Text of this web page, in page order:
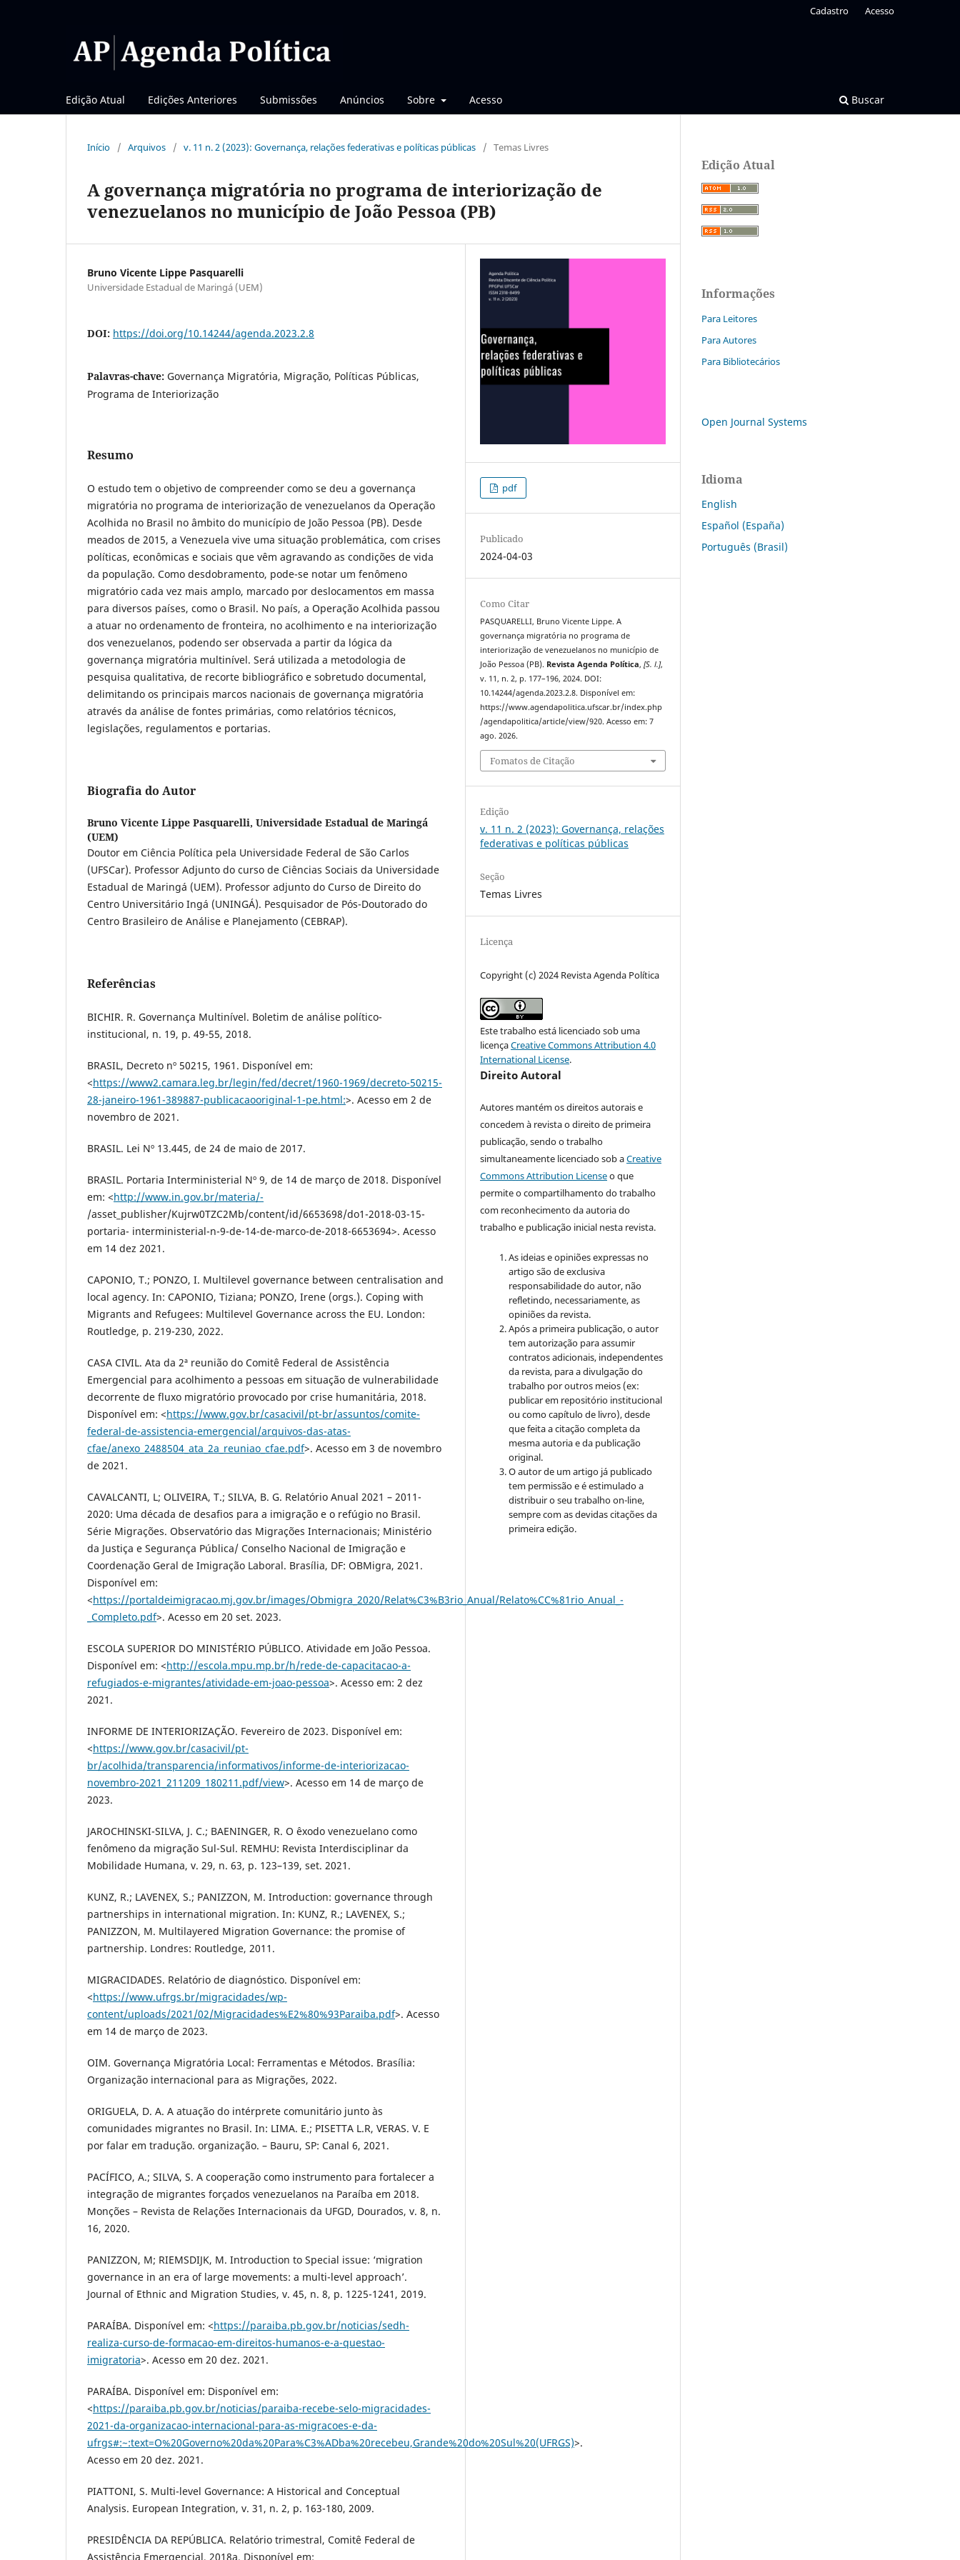
Edição Atual Edições Anteriores Submissões Anúncios Sobre Acesso Buscar
Cadastro Acesso
Início / Arquivos / v. 11 n. 2 (2023): Governança, relações federativas e políticas públicas / Temas Livres
A governança migratória no programa de interiorização de
venezuelanos no município de João Pessoa (PB)
Bruno Vicente Lippe Pasquarelli
Universidade Estadual de Maringá (UEM)
DOI: https://doi.org/10.14244/agenda.2023.2.8
Palavras-chave: Governança Migratória, Migração, Políticas Públicas,
Programa de Interiorização
Resumo
O estudo tem o objetivo de compreender como se deu a governança
migratória no programa de interiorização de venezuelanos da Operação
Acolhida no Brasil no âmbito do município de João Pessoa (PB). Desde
meados de 2015, a Venezuela vive uma situação problemática, com crises
políticas, econômicas e sociais que vêm agravando as condições de vida
da população. Como desdobramento, pode-se notar um fenômeno
migratório cada vez mais amplo, marcado por deslocamentos em massa
para diversos países, como o Brasil. No país, a Operação Acolhida passou
a atuar no ordenamento de fronteira, no acolhimento e na interiorização
dos venezuelanos, podendo ser observada a partir da lógica da
governança migratória multinível. Será utilizada a metodologia de
pesquisa qualitativa, de recorte bibliográfico e sobretudo documental,
delimitando os principais marcos nacionais de governança migratória
através da análise de fontes primárias, como relatórios técnicos,
legislações, regulamentos e portarias.
Biografia do Autor
Bruno Vicente Lippe Pasquarelli, Universidade Estadual de Maringá
(UEM)
Doutor em Ciência Política pela Universidade Federal de São Carlos
(UFSCar). Professor Adjunto do curso de Ciências Sociais da Universidade
Estadual de Maringá (UEM). Professor adjunto do Curso de Direito do
Centro Universitário Ingá (UNINGÁ). Pesquisador de Pós-Doutorado do
Centro Brasileiro de Análise e Planejamento (CEBRAP).
Referências
BICHIR. R. Governança Multinível. Boletim de análise político-
institucional, n. 19, p. 49-55, 2018.
BRASIL, Decreto nº 50215, 1961. Disponível em:
<https://www2.camara.leg.br/legin/fed/decret/1960-1969/decreto-50215-
28-janeiro-1961-389887-publicacaooriginal-1-pe.html:>. Acesso em 2 de
novembro de 2021.
BRASIL. Lei Nº 13.445, de 24 de maio de 2017.
BRASIL. Portaria Interministerial Nº 9, de 14 de março de 2018. Disponível
em: <http://www.in.gov.br/materia/-
/asset_publisher/Kujrw0TZC2Mb/content/id/6653698/do1-2018-03-15-
portaria- interministerial-n-9-de-14-de-marco-de-2018-6653694>. Acesso
em 14 dez 2021.
CAPONIO, T.; PONZO, I. Multilevel governance between centralisation and
local agency. In: CAPONIO, Tiziana; PONZO, Irene (orgs.). Coping with
Migrants and Refugees: Multilevel Governance across the EU. London:
Routledge, p. 219-230, 2022.
CASA CIVIL. Ata da 2ª reunião do Comitê Federal de Assistência
Emergencial para acolhimento a pessoas em situação de vulnerabilidade
decorrente de fluxo migratório provocado por crise humanitária, 2018.
Disponível em: <https://www.gov.br/casacivil/pt-br/assuntos/comite-
federal-de-assistencia-emergencial/arquivos-das-atas-
cfae/anexo_2488504_ata_2a_reuniao_cfae.pdf>. Acesso em 3 de novembro
de 2021.
CAVALCANTI, L; OLIVEIRA, T.; SILVA, B. G. Relatório Anual 2021 – 2011-
2020: Uma década de desafios para a imigração e o refúgio no Brasil.
Série Migrações. Observatório das Migrações Internacionais; Ministério
da Justiça e Segurança Pública/ Conselho Nacional de Imigração e
Coordenação Geral de Imigração Laboral. Brasília, DF: OBMigra, 2021.
Disponível em:
<https://portaldeimigracao.mj.gov.br/images/Obmigra_2020/Relat%C3%B3rio_Anual/Relato%CC%81rio_Anual_-
_Completo.pdf>. Acesso em 20 set. 2023.
ESCOLA SUPERIOR DO MINISTÉRIO PÚBLICO. Atividade em João Pessoa.
Disponível em: <http://escola.mpu.mp.br/h/rede-de-capacitacao-a-
refugiados-e-migrantes/atividade-em-joao-pessoa>. Acesso em: 2 dez
2021.
INFORME DE INTERIORIZAÇÃO. Fevereiro de 2023. Disponível em:
<https://www.gov.br/casacivil/pt-
br/acolhida/transparencia/informativos/informe-de-interiorizacao-
novembro-2021_211209_180211.pdf/view>. Acesso em 14 de março de
2023.
JAROCHINSKI-SILVA, J. C.; BAENINGER, R. O êxodo venezuelano como
fenômeno da migração Sul-Sul. REMHU: Revista Interdisciplinar da
Mobilidade Humana, v. 29, n. 63, p. 123–139, set. 2021.
KUNZ, R.; LAVENEX, S.; PANIZZON, M. Introduction: governance through
partnerships in international migration. In: KUNZ, R.; LAVENEX, S.;
PANIZZON, M. Multilayered Migration Governance: the promise of
partnership. Londres: Routledge, 2011.
MIGRACIDADES. Relatório de diagnóstico. Disponível em:
<https://www.ufrgs.br/migracidades/wp-
content/uploads/2021/02/Migracidades%E2%80%93Paraiba.pdf>. Acesso
em 14 de março de 2023.
OIM. Governança Migratória Local: Ferramentas e Métodos. Brasília:
Organização internacional para as Migrações, 2022.
ORIGUELA, D. A. A atuação do intérprete comunitário junto às
comunidades migrantes no Brasil. In: LIMA. E.; PISETTA L.R, VERAS. V. E
por falar em tradução. organização. – Bauru, SP: Canal 6, 2021.
PACÍFICO, A.; SILVA, S. A cooperação como instrumento para fortalecer a
integração de migrantes forçados venezuelanos na Paraíba em 2018.
Monções – Revista de Relações Internacionais da UFGD, Dourados, v. 8, n.
16, 2020.
PANIZZON, M; RIEMSDIJK, M. Introduction to Special issue: ‘migration
governance in an era of large movements: a multi-level approach’.
Journal of Ethnic and Migration Studies, v. 45, n. 8, p. 1225-1241, 2019.
PARAÍBA. Disponível em: <https://paraiba.pb.gov.br/noticias/sedh-
realiza-curso-de-formacao-em-direitos-humanos-e-a-questao-
imigratoria>. Acesso em 20 dez. 2021.
PARAÍBA. Disponível em: Disponível em:
<https://paraiba.pb.gov.br/noticias/paraiba-recebe-selo-migracidades-
2021-da-organizacao-internacional-para-as-migracoes-e-da-
ufrgs#:~:text=O%20Governo%20da%20Para%C3%ADba%20recebeu,Grande%20do%20Sul%20(UFRGS)>.
Acesso em 20 dez. 2021.
PIATTONI, S. Multi-level Governance: A Historical and Conceptual
Analysis. European Integration, v. 31, n. 2, p. 163-180, 2009.
PRESIDÊNCIA DA REPÚBLICA. Relatório trimestral, Comitê Federal de
Assistência Emergencial, 2018a. Disponível em:
pdf
Publicado
2024-04-03
Como Citar
PASQUARELLI, Bruno Vicente Lippe. A
governança migratória no programa de
interiorização de venezuelanos no município de
João Pessoa (PB). Revista Agenda Política,[S. l.],
v. 11, n. 2, p. 177–196, 2024. DOI:
10.14244/agenda.2023.2.8. Disponível em:
https://www.agendapolitica.ufscar.br/index.php
/agendapolitica/article/view/920. Acesso em: 7
ago. 2026.
Fomatos de Citação
Edição
v. 11 n. 2 (2023): Governança, relações
federativas e políticas públicas
Seção
Temas Livres
Licença
Copyright (c) 2024 Revista Agenda Política
Este trabalho está licenciado sob uma
licençaCreative Commons Attribution 4.0
International License.
Direito Autoral
Autores mantém os direitos autorais e
concedem à revista o direito de primeira
publicação, sendo o trabalho
simultaneamente licenciado sob aCreative
Commons Attribution Licenseo que
permite o compartilhamento do trabalho
com reconhecimento da autoria do
trabalho e publicação inicial nesta revista.
As ideias e opiniões expressas no
artigo são de exclusiva
responsabilidade do autor, não
refletindo, necessariamente, as
opiniões da revista.
Após a primeira publicação, o autor
tem autorização para assumir
contratos adicionais, independentes
da revista, para a divulgação do
trabalho por outros meios (ex:
publicar em repositório institucional
ou como capítulo de livro), desde
que feita a citação completa da
mesma autoria e da publicação
original.
O autor de um artigo já publicado
tem permissão e é estimulado a
distribuir o seu trabalho on-line,
sempre com as devidas citações da
primeira edição.
Edição Atual
Informações
Para Leitores
Para Autores
Para Bibliotecários
Open Journal Systems
Idioma
English
Español (España)
Português (Brasil)